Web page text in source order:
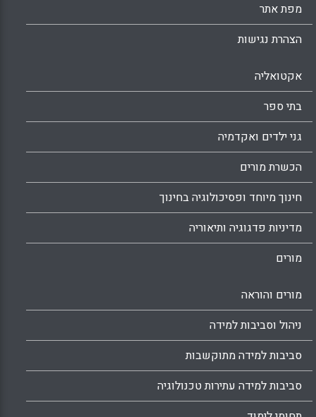
מפת אתר
הצהרת נגישות
אקטואליה
בתי ספר
גני ילדים ואקדמיה
הכשרת מורים
חינוך מיוחד ופסיכולוגיה בחינוך
מדיניות פדגוגיה ותיאוריה
מורים
מורים והוראה
ניהול וסביבות למידה
סביבות למידה מתוקשבות
סביבות למידה עתירות טכנולוגיה